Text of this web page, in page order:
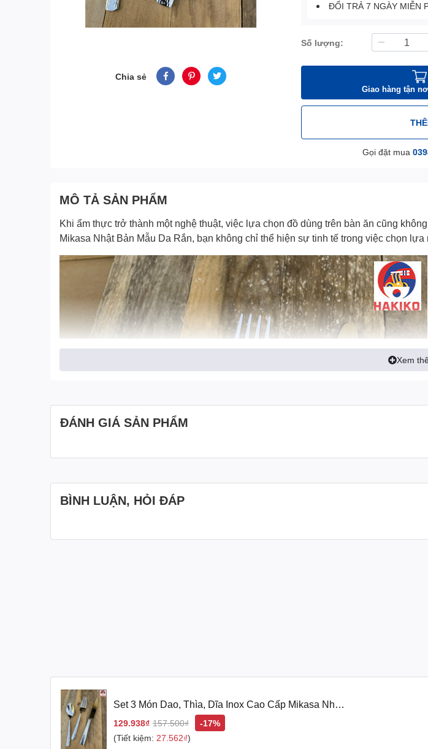
Chia sẻ
ĐỔI TRẢ 7 NGÀY MIỄN
Số lượng:
Giao hàng tận
Gọi đặt mua
MÔ TẢ SẢN PHẨM
Khi ẩm thực trở thành một nghệ thuật, việc lựa chọn đồ dùng trên bàn ăn cũng
Mikasa Nhật Bản Mẫu Da Rắn, bạn không chỉ thể hiện sự tinh tế trong việc chọn
Xem
ĐÁNH GIÁ SẢN PHẨM
BÌNH LUẬN, HỎI ĐÁP
Set 3 Món Dao, Thìa, Dĩa Inox Cao Cấp Mikasa Nhật
Bản Mẫu Da Rắn
129.938₫ 157.500₫
-17%
(Tiết kiệm: 27.562₫)